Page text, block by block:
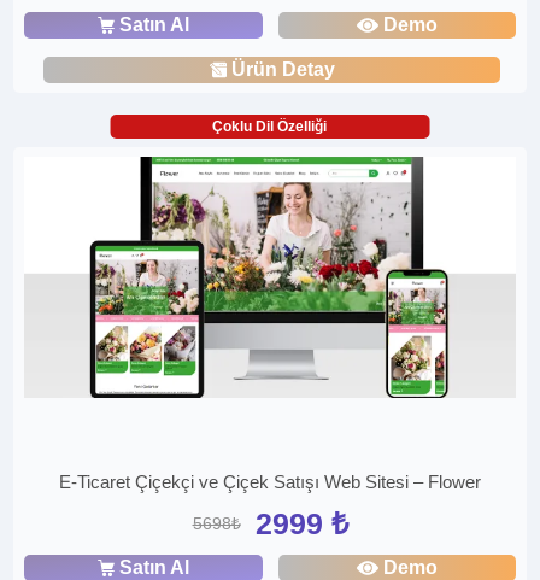
Satın Al Demo
Ürün Detay
Çoklu Dil Özelliği
E-Ticaret Çiçekçi ve Çiçek Satışı Web Sitesi – Flower
5698₺ 2999 ₺
Satın Al Demo